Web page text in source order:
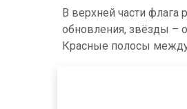
В верхней части
обновления, звёзды –
Красные полосы